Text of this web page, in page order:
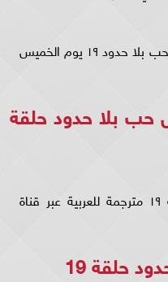
يمكن مشاهدة بث مباشر مسلسل حب بلا حدود ١٩ يوم الخميس
حب بلا حدود حلقة
يذاع مسلسل حب بلا حدود حلقة ١٩ مترجمة للعربية عبر قناة
حلقة 19